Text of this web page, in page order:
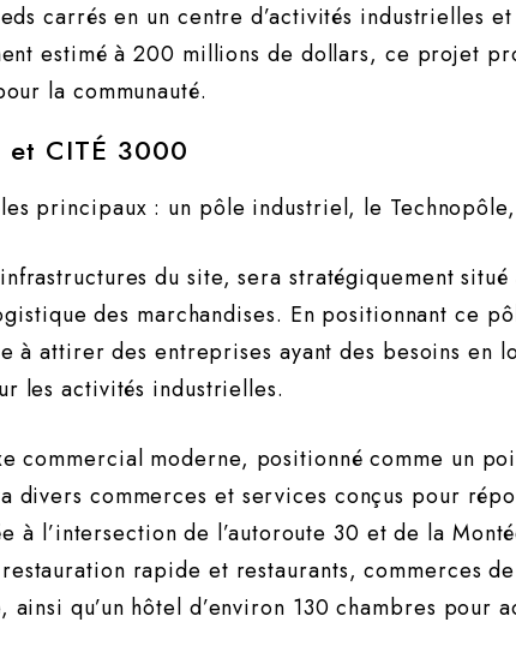
carrés en un centre d’activités industrielles
estimé à 200 millions de dollars, ce projet
la communauté.
CITÉ 3000
principaux : un pôle industriel, le
du site, sera stratégiquement
des marchandises. En positionnant ce
à attirer des entreprises ayant des besoins en
les activités industrielles.
commercial moderne, positionné comme un
divers commerces et services conçus pour
à l’intersection de l’autoroute 30 et de la
rapide et restaurants, commerces
qu’un hôtel d’environ 130 chambres pour